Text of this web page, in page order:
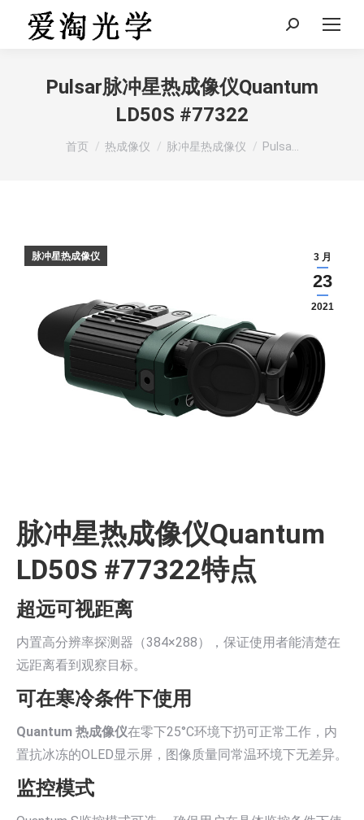
Search:
Pulsar脉冲星热成像仪Quantum
LD50S #77322
您在这里：
首页 热成像仪 脉冲星热成像仪 Pulsa…
3 月
23
2021
脉冲星热成像仪
脉冲星热成像仪Quantum
LD50S #77322特点
超远可视距离
内置高分辨率探测器（384×288），保证使用者能清楚在
远距离看到观察目标。
可在寒冷条件下使用
Quantum 热成像仪在零下25°С环境下扔可正常工作，内
置抗冰冻的OLED显示屏，图像质量同常温环境下无差异。
监控模式